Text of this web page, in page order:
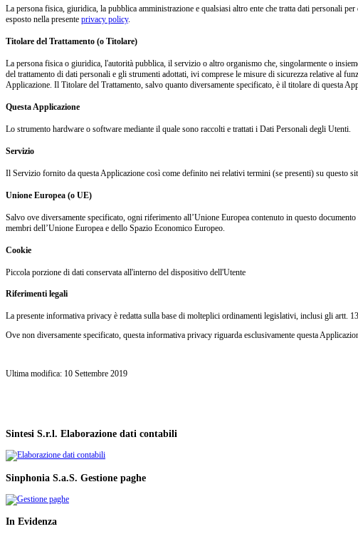
La persona fisica, giuridica, la pubblica amministrazione e qualsiasi altro ente che tratta dati personali
esposto nella presente privacy policy.
Titolare del Trattamento (o Titolare)
La persona fisica o giuridica, l'autorità pubblica, il servizio o altro organismo che, singolarmente o
del trattamento di dati personali e gli strumenti adottati, ivi comprese le misure di sicurezza relative al
Applicazione. Il Titolare del Trattamento, salvo quanto diversamente specificato, è il titolare di questa
Questa Applicazione
Lo strumento hardware o software mediante il quale sono raccolti e trattati i Dati Personali degli Utenti.
Servizio
Il Servizio fornito da questa Applicazione così come definito nei relativi termini (se presenti) su questo
Unione Europea (o UE)
Salvo ove diversamente specificato, ogni riferimento all’Unione Europea contenuto in questo
membri dell’Unione Europea e dello Spazio Economico Europeo.
Cookie
Piccola porzione di dati conservata all'interno del dispositivo dell'Utente
Riferimenti legali
La presente informativa privacy è redatta sulla base di molteplici ordinamenti legislativi, inclusi gli artt.
Ove non diversamente specificato, questa informativa privacy riguarda esclusivamente questa
Ultima modifica: 10 Settembre 2019
Sintesi S.r.l. Elaborazione dati contabili
Sinphonia S.a.S. Gestione paghe
In Evidenza